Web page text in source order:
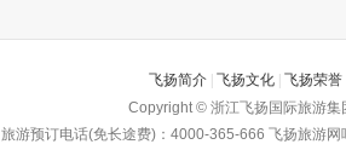
飞扬简介 飞扬文化 飞扬荣誉
Copyright © 浙江飞扬国际旅游
旅游预订电话(免长途费)：4000-365-666 飞扬旅游网